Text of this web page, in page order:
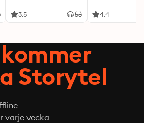
3.5 4.4
Storytel
varje vecka